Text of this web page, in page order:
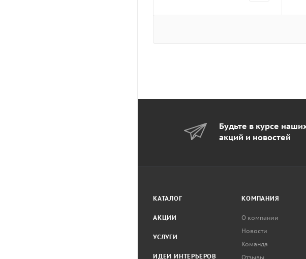
Будьте в курсе
акций и новостей
КАТАЛОГ
АКЦИИ
УСЛУГИ
ИДЕИ ИНТЕРЬЕРОВ
КОМПАНИЯ
О компании
Новости
Команда
Отзывы